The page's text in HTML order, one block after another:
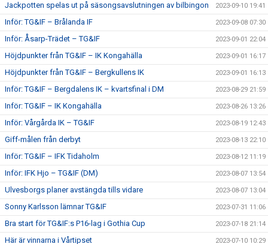
Jackpotten spelas ut på säsongsavslutningen av bilbingon 2023-09-10 19:41
Inför: TG&IF – Brålanda IF 2023-09-08 07:30
Inför: Åsarp-Trädet – TG&IF 2023-09-01 22:04
Höjdpunkter från TG&IF – IK Kongahälla 2023-09-01 16:17
Höjdpunkter från TG&IF – Bergkullens IK 2023-09-01 16:13
Inför: TG&IF – Bergdalens IK – kvartsfinal i DM 2023-08-29 21:59
Inför: TG&IF – IK Kongahälla 2023-08-26 13:26
Inför: Vårgårda IK – TG&IF 2023-08-19 12:43
Giff-målen från derbyt 2023-08-13 22:10
Inför: TG&IF – IFK Tidaholm 2023-08-12 11:19
Inför: IFK Hjo – TG&IF (DM) 2023-08-07 13:54
Ulvesborgs planer avstängda tills vidare 2023-08-07 13:04
Sonny Karlsson lämnar TG&IF 2023-07-31 11:06
Bra start för TG&IF:s P16-lag i Gothia Cup 2023-07-18 21:14
Här är vinnarna i Vårtipset 2023-07-10 10:29